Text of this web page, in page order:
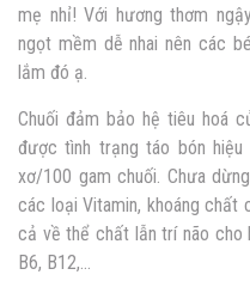
mẹ nhỉ! Với hương thơm
ngọt mềm dễ nhai nên các
lắm đó ạ.
Chuối đảm bảo hệ tiêu hoá
được tình trạng táo bón
xơ/100 gam chuối. Chưa
các loại Vitamin, khoáng chất
cả về thể chất lẫn trí não cho
B6, B12,…